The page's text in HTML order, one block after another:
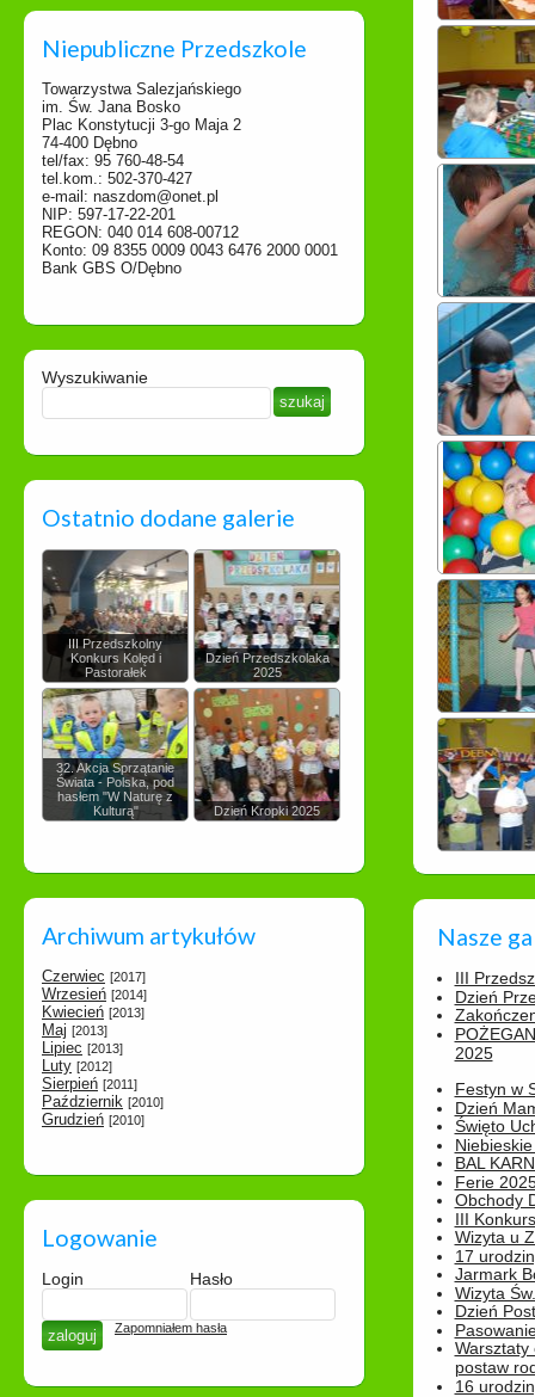
Niepubliczne Przedszkole
Towarzystwa Salezjańskiego
im. Św. Jana Bosko
Plac Konstytucji 3-go Maja 2
74-400 Dębno
tel/fax: 95 760-48-54
tel.kom.: 502-370-427
e-mail: naszdom@onet.pl
NIP: 597-17-22-201
REGON: 040 014 608-00712
Konto: 09 8355 0009 0043 6476 2000 0001
Bank GBS O/Dębno
Wyszukiwanie
Ostatnio dodane galerie
III Przedszkolny
Konkurs Kolęd i
Pastorałek
Dzień Przedszkolaka
2025
32. Akcja Sprzątanie
Świata - Polska, pod
hasłem "W Naturę z
Kulturą"
Dzień Kropki 2025
Archiwum artykułów
Czerwiec [2017]
Wrzesień [2014]
Kwiecień [2013]
Maj [2013]
Lipiec [2013]
Luty [2012]
Sierpień [2011]
Październik [2010]
Grudzień [2010]
Logowanie
Login Hasło
Zapomniałem hasła
Nasze
III
Dzień
2025
Festyn w
Dzień
Święto
BAL
Ferie
Obchody
III
Wizyta u
17
Jarmark
Wizyta
Dzień
Warsztaty
postaw
16